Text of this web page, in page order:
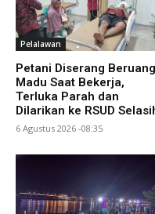
Pelalawan
Petani Diserang Beruang
Madu Saat Bekerja,
Terluka Parah dan
Dilarikan ke RSUD
6 Agustus 2026 -08:35